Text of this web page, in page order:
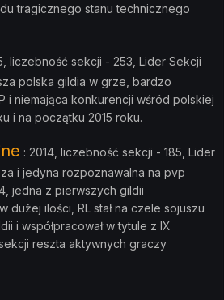
tragicznego stanu technicznego
liczebność sekcji - 253, Lider Sekcji
polska gildia w grze, bardzo
i niemająca konkurencji wśród polskiej
i na początku 2015 roku.
: 2014, liczebność sekcji - 185, Lider
i jedyna rozpoznawalna na pvp
jedna z pierwszych gildii
dużej ilości, RL stał na czele sojuszu
i współpracował w tytule z IX
reszta aktywnych graczy